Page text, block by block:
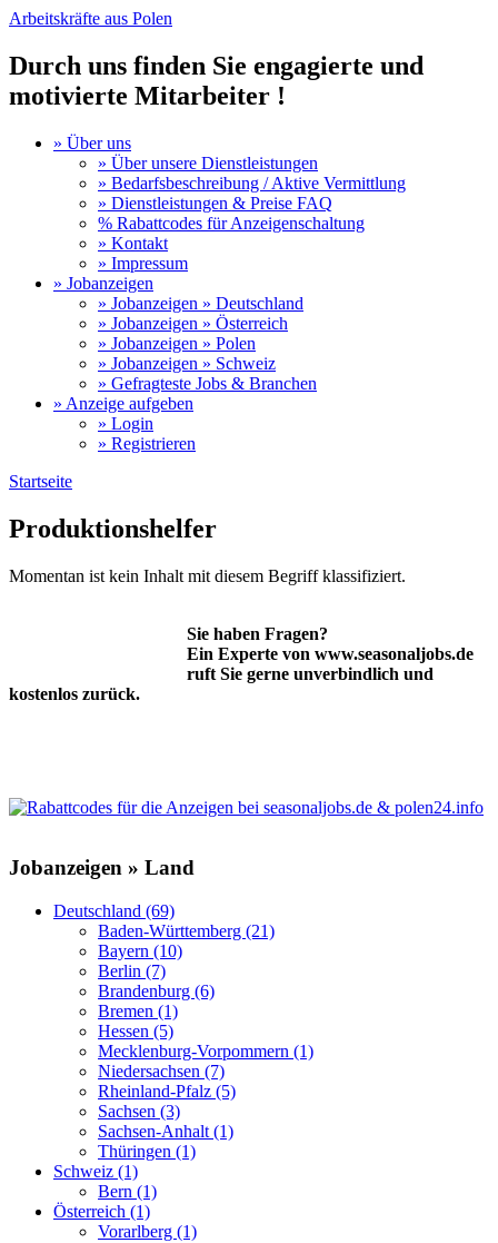
Arbeitskräfte aus Polen
Durch uns finden Sie engagierte und
motivierte Mitarbeiter !
» Über uns
» Über unsere Dienstleistungen
» Bedarfsbeschreibung / Aktive Vermittlung
» Dienstleistungen & Preise FAQ
% Rabattcodes für Anzeigenschaltung
» Kontakt
» Impressum
» Jobanzeigen
» Jobanzeigen » Deutschland
» Jobanzeigen » Österreich
» Jobanzeigen » Polen
» Jobanzeigen » Schweiz
» Gefragteste Jobs & Branchen
» Anzeige aufgeben
» Login
» Registrieren
Startseite
Produktionshelfer
Momentan ist kein Inhalt mit diesem Begriff klassifiziert.
Sie haben Fragen?
Ein Experte von www.seasonaljobs.de
ruft Sie gerne unverbindlich und
kostenlos zurück.
Jobanzeigen » Land
Deutschland (69)
Baden-Württemberg (21)
Bayern (10)
Berlin (7)
Brandenburg (6)
Bremen (1)
Hessen (5)
Mecklenburg-Vorpommern (1)
Niedersachsen (7)
Rheinland-Pfalz (5)
Sachsen (3)
Sachsen-Anhalt (1)
Thüringen (1)
Schweiz (1)
Bern (1)
Österreich (1)
Vorarlberg (1)